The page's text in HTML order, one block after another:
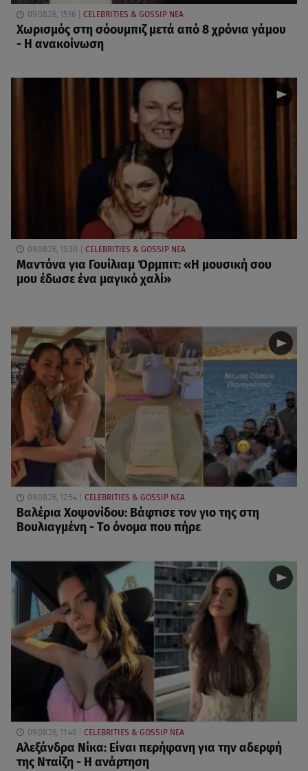
09.08.26, 15:16 CELEBRITIES & GOSSIP ΝΕΑ
Χωρισμός στη σόουμπιζ μετά από 8 χρόνια γάμου
- Η ανακοίνωση
09.08.26, 13:30 CELEBRITIES & GOSSIP ΝΕΑ
Μαντόνα για Γουίλιαμ Όρμπιτ: «Η μουσική σου
μου έδωσε ένα μαγικό χαλί»
09.08.26, 12:54 CELEBRITIES & GOSSIP ΝΕΑ
Βαλέρια Χοψονίδου: Βάφτισε τον γιο της στη
Βουλιαγμένη - Το όνομα που πήρε
09.08.26, 11:48 CELEBRITIES & GOSSIP ΝΕΑ
Αλεξάνδρα Νίκα: Είναι περήφανη για την αδερφή
της Νταίζη - Η ανάρτηση